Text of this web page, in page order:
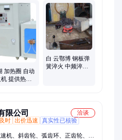
加热圈 自动
提供热处
白 云鄂博 钢板弹
簧淬火 中频淬火
限公司
洽谈
时 出价迅速
真实性已核验
机、斜齿轮、弧齿环、正齿轮、打